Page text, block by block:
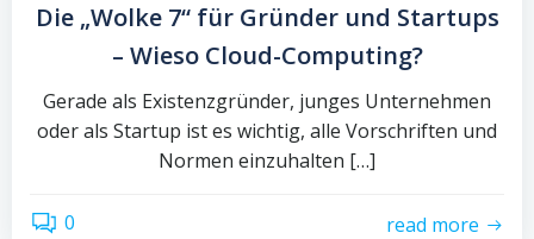
Die „Wolke 7“ für Gründer und Startups
– Wieso Cloud-Computing?
Gerade als Existenzgründer, junges Unternehmen
oder als Startup ist es wichtig, alle Vorschriften und
Normen einzuhalten […]
0 read more